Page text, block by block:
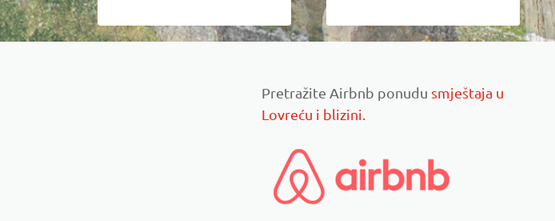
Pretražite Airbnb ponudu smještaja u
Lovreću i blizini.